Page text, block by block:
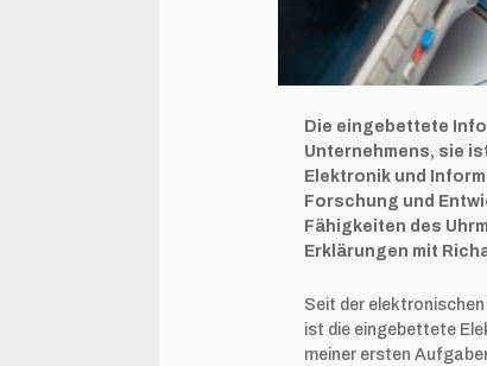
Die eingebettete
Unternehmens, sie
Elektronik und
Forschung und
Fähigkeiten des
Erklärungen mit
Seit der
ist die eingebettete
meiner ersten